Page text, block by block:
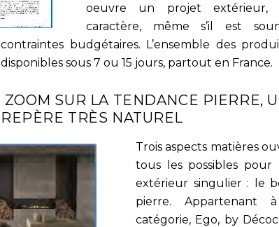
oeuvre un projet
caractère, même s’il est
contraintes budgétaires. L’ensemble des
disponibles sous 7 ou 15 jours, partout en France.
ZOOM SUR LA TENDANCE PIERRE,
REPÈRE TRÈS NATUREL
Trois aspects matières
tous les possibles
extérieur singulier : le
pierre. Appartenant
catégorie, Ego, by